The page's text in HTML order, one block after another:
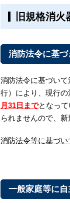
旧規格消
消防法令に基づ
消防法令に基づい
行）により、現行の
月31日までとなっ
られませんので、
消防法令等に基づい
一般家庭等に